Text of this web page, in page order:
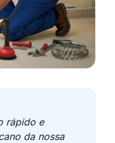
rápido e
da nossa